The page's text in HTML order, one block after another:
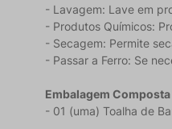
- Lavagem: Lave em
- Produtos Químicos:
- Secagem: Permite
- Passar a Ferro: Se
Embalagem
- 01 (uma) Toalha de